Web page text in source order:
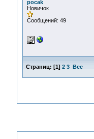
pocak
Новичок
Сообщений: 49
Страниц: [1] 2 3 Все